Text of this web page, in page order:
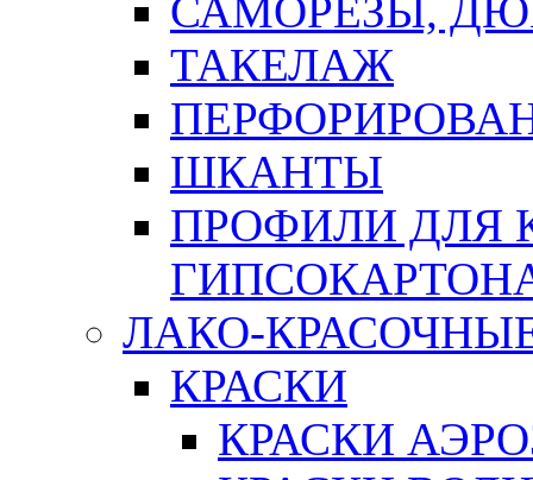
САМОРЕЗЫ,
ТАКЕЛАЖ
ШКАНТЫ
ПРОФИЛИ ДЛЯ
ЛАКО-
КРАСКИ
КРАСКИ